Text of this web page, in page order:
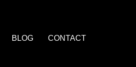
BLOG CONTACT